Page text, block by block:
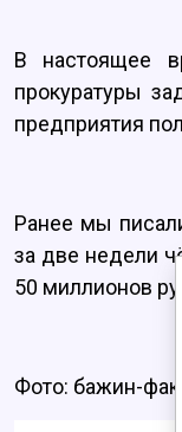
В настоящее
прокуратуры
предприятия
Ранее мы
за две недели
50 миллионов
Фото: бажин-